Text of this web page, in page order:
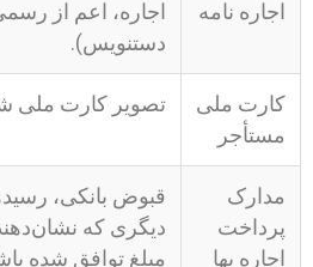
اجاره نامه
اجاره، اعم از
دستنویس).
کارت ملی
مستأجر
تصویر کارت ملی
مدارک
پرداخت
اجاره بها
قبوض بانکی،
دیگری که
مبلغ توافق شده